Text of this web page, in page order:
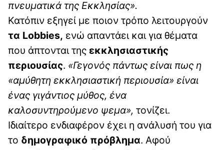
πνευματικά της Εκκλησίας».
Κατόπιν εξηγεί με ποιον τρόπο λειτουργούν
τα Lobbies, ενώ απαντάει και για θέματα
που άπτονται της εκκλησιαστικής
περιουσίας. «Γεγονός πάντως είναι πως η
«αμύθητη εκκλησιαστική περιουσία» είναι
ένας γιγάντιος μύθος, ένα
καλοσυντηρούμενο ψεμα», τονίζει.
Ιδιαίτερο ενδιαφέρον έχει η ανάλυσή του για
το δημογραφικό πρόβλημα. Αφού